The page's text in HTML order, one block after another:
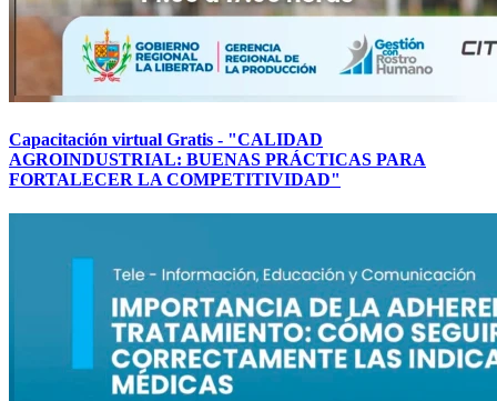
Capacitación virtual Gratis - "CALIDAD
AGROINDUSTRIAL: BUENAS PRÁCTICAS PARA
FORTALECER LA COMPETITIVIDAD"